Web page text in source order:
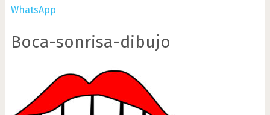
WhatsApp
Boca-sonrisa-dibujo